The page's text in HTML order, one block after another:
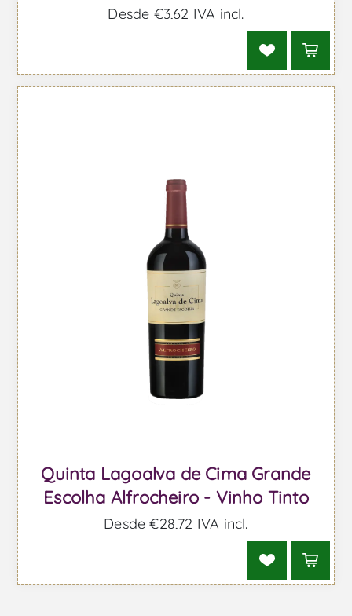
Desde €3,62 IVA incl.
Quinta Lagoalva de Cima Grande
Escolha Alfrocheiro - Vinho Tinto
Desde €28,72 IVA incl.